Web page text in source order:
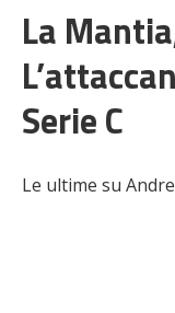
Serie B
Video
La
Serie C
Le ultime su